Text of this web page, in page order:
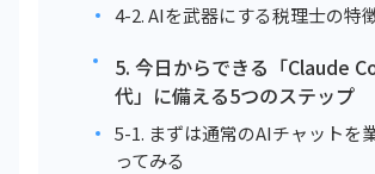
4-2. AIを武器にする税理士の特
5. 今日からできる「Claude
代」に備える5つのステップ
5-1. まずは通常のAIチャットを
ってみる